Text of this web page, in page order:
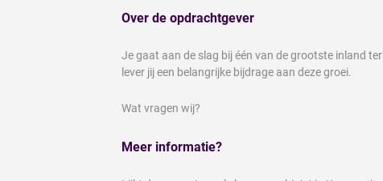
Over de opdrachtgever
Je gaat aan de slag bij één van de grootste inland
lever jij een belangrijke bijdrage aan deze groei.
Wat vragen wij?
Meer informatie?